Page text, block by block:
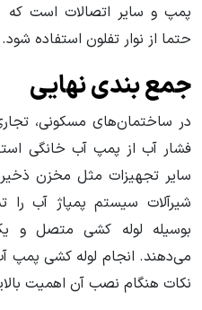
پمپ و سایر اتصالات است که
حتما از نوار تفلون استفاده شود.
جمع بندی نهایی
در ساختمان‌های مسکونی،
فشار آب از پمپ آب خانگی
سایر تجهیزات مثل مخزن
شیرآلات سیستم پمپاژ آب را
بوسیله لوله کشی متصل و
می‌دهند. انجام لوله کشی پمپ
نکات هنگام نصب آن اهمیت